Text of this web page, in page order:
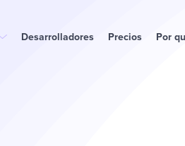
Desarrolladores Precios Por